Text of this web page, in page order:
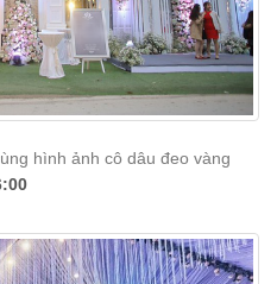
hình ảnh cô dâu đeo vàng